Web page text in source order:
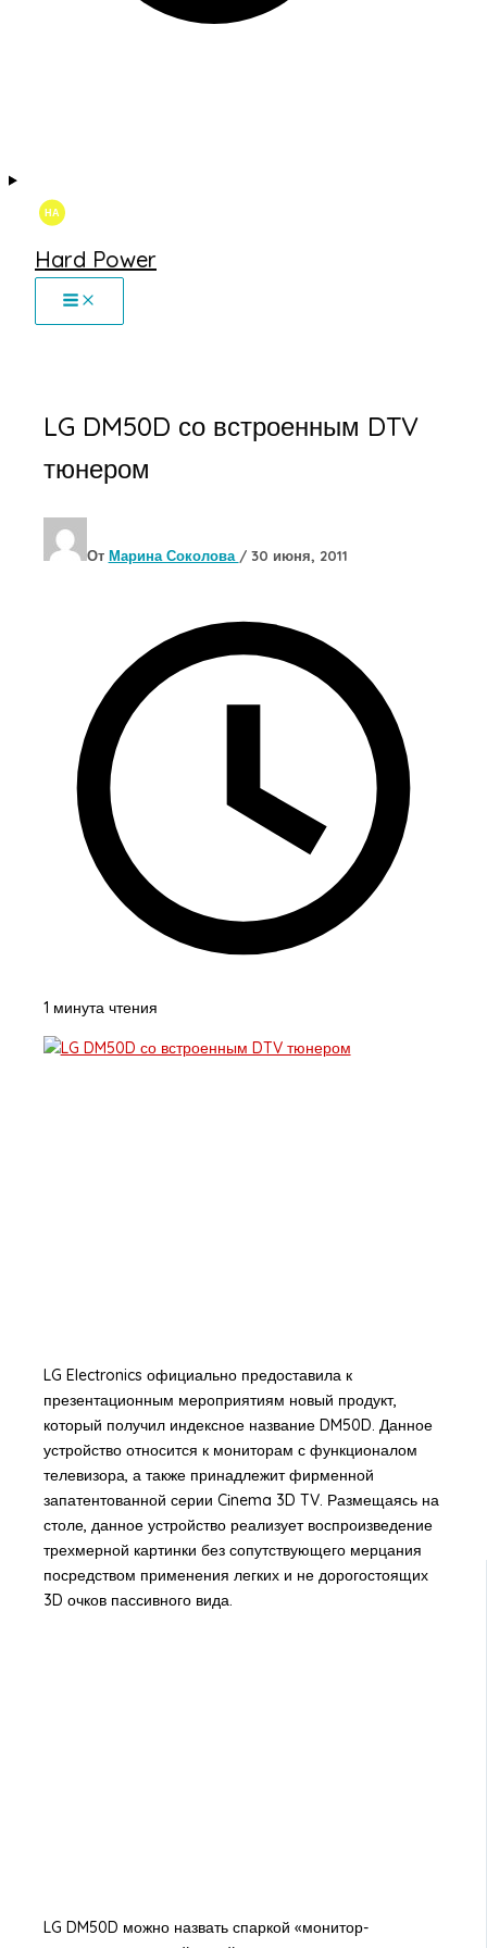
Hard Power
LG DM50D со встроенным DTV
тюнером
От Марина Соколова / 30 июня, 2011
1 минута чтения
LG Electronics официально предоставила к
презентационным мероприятиям новый продукт,
который получил индексное название DM50D. Данное
устройство относится к мониторам с функционалом
телевизора, а также принадлежит фирменной
запатентованной серии Cіnema 3D TV. Размещаясь на
столе, данное устройство реализует воспроизведение
трехмерной картинки без сопутствующего мерцания
посредством применения легких и не дорогостоящих
3D очков пассивного вида.
LG DM50D можно назвать спаркой «монитор-